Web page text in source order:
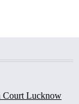
Court Lucknow